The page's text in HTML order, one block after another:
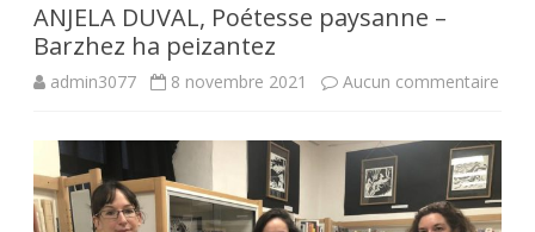
ANJELA DUVAL, Poétesse paysanne –
Barzhez ha peizantez
admin3077 8 novembre 2021 Aucun commentaire